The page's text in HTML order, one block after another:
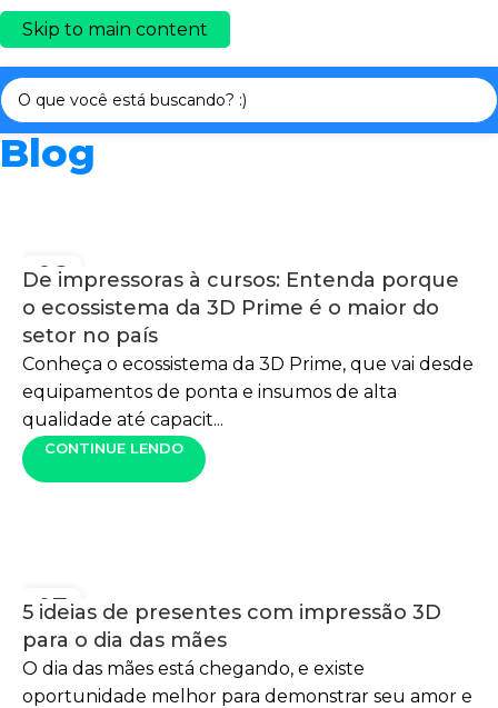
Skip to main content
Blog
06
De impressoras à cursos: Entenda porque
o ecossistema da 3D Prime é o maior do
setor no país
Conheça o ecossistema da 3D Prime, que vai desde
equipamentos de ponta e insumos de alta
qualidade até capacit...
CONTINUE LENDO
07
5 ideias de presentes com impressão 3D
para o dia das mães
O dia das mães está chegando, e existe
oportunidade melhor para demonstrar seu amor e